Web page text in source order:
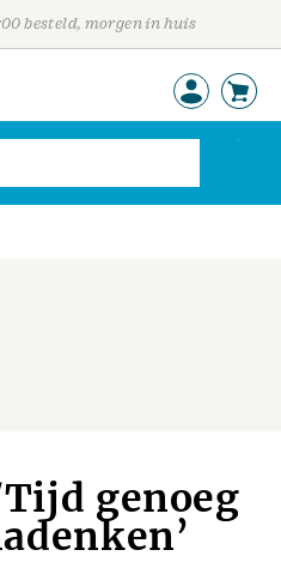
besteld, morgen in huis
genoeg